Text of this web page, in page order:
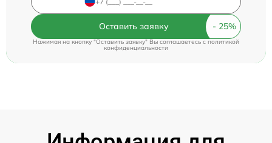
Оставить заявку
Нажимая на кнопку "Оставить заявку" Вы соглашаетесь c политикой
конфиденциальности